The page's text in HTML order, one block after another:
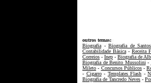
outros temas:
Biografia -Biografia de
Contabilidade Básica -Receita
Correios -Inep -Biografia de
Biografia de Benito Mussolini -
Mileto - Concursos Públicos-
- Cigarro- Templates Flash -
Biografia de Tancredo Neves -